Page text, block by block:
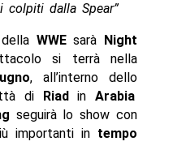
colpiti dalla Spear”
WWEsarà
Night
si terrà nella
, all’interno dello
di Riad in Arabia
seguirà lo show con
importanti in tempo